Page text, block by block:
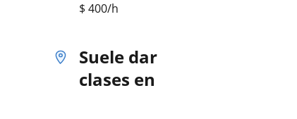
$ 400/h
Suele dar
clases en